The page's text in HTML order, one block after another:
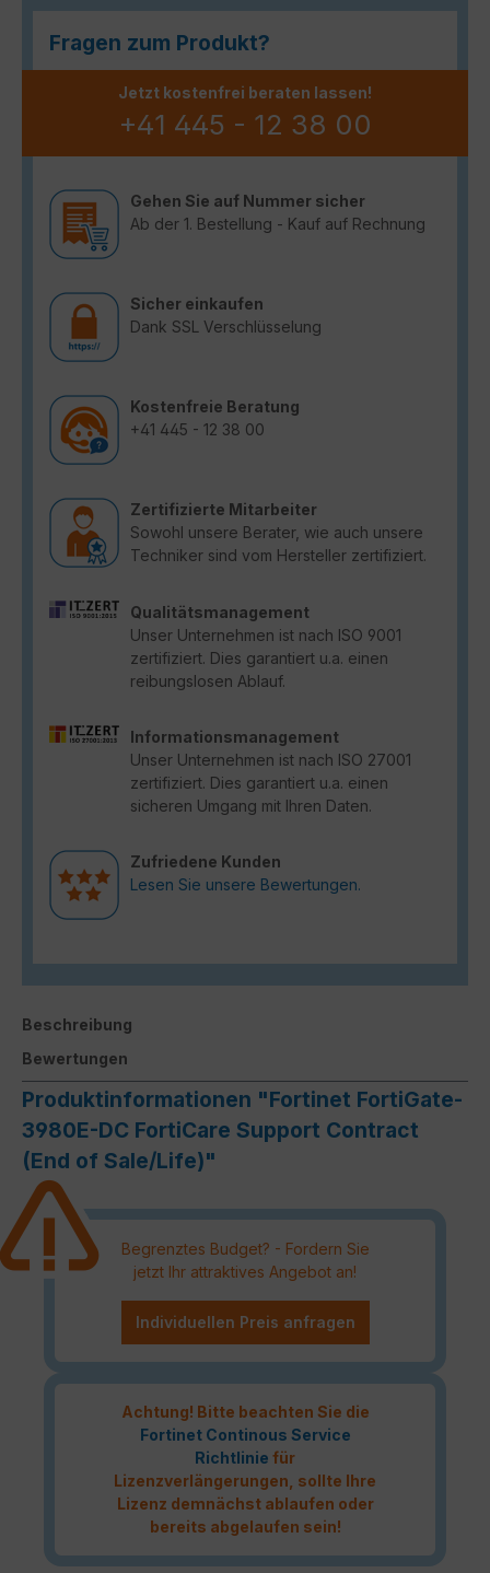
Fragen zum Produkt?
Jetzt kostenfrei beraten lassen!
+41 445 - 12 38 00
Gehen Sie auf Nummer sicher
Ab der 1. Bestellung - Kauf auf Rechnung
Sicher einkaufen
Dank SSL Verschlüsselung
Kostenfreie Beratung
+41 445 - 12 38 00
Zertifizierte Mitarbeiter
Sowohl unsere Berater, wie auch unsere
Techniker sind vom Hersteller zertifiziert.
Qualitätsmanagement
Unser Unternehmen ist nach ISO 9001
zertifiziert. Dies garantiert u.a. einen
reibungslosen Ablauf.
Informationsmanagement
Unser Unternehmen ist nach ISO 27001
zertifiziert. Dies garantiert u.a. einen
sicheren Umgang mit Ihren Daten.
Zufriedene Kunden
Lesen Sie unsere Bewertungen.
Beschreibung
Bewertungen
Produktinformationen "Fortinet FortiGate-
3980E-DC FortiCare Support Contract
(End of Sale/Life)"
Begrenztes Budget? - Fordern Sie
jetzt Ihr attraktives Angebot an!
Individuellen Preis anfragen
Achtung! Bitte beachten Sie die
Fortinet Continous Service
Richtlinie für
Lizenzverlängerungen, sollte Ihre
Lizenz demnächst ablaufen oder
bereits abgelaufen sein!